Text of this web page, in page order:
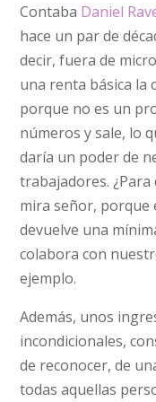
Contaba Daniel
hace un par de
decir, fuera de
una renta básica la
porque no es un
números y sale, lo
daría un poder de
trabajadores. ¿Para
mira señor, porque
devuelve una
colabora con
ejemplo.
Además, unos
incondicionales,
de reconocer, de
todas aquellas